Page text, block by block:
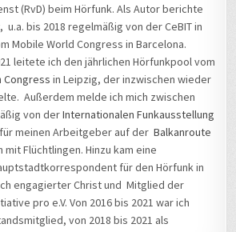
(RvD) beim Hörfunk. Als Autor berichte
bis 2018 regelmäßig von der CeBIT in
Mobile World Congress in Barcelona.
leitete ich den jährlichen Hörfunkpool vom
Congress in Leipzig, der inzwischen wieder
Außerdem melde ich mich zwischen
von derInternationalen Funkausstellung
für meinen Arbeitgeber auf derBalkanroute
Flüchtlingen. Hinzu kam eine
für den Hörfunk in
engagierter Christ und Mitglied der
pro e.V. Von 2016 bis 2021 war ich
von 2018 bis 2021 als